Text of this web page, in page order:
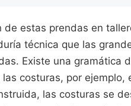
de estas prendas en
técnica que las
Existe una gramática
costuras, por
las costuras se